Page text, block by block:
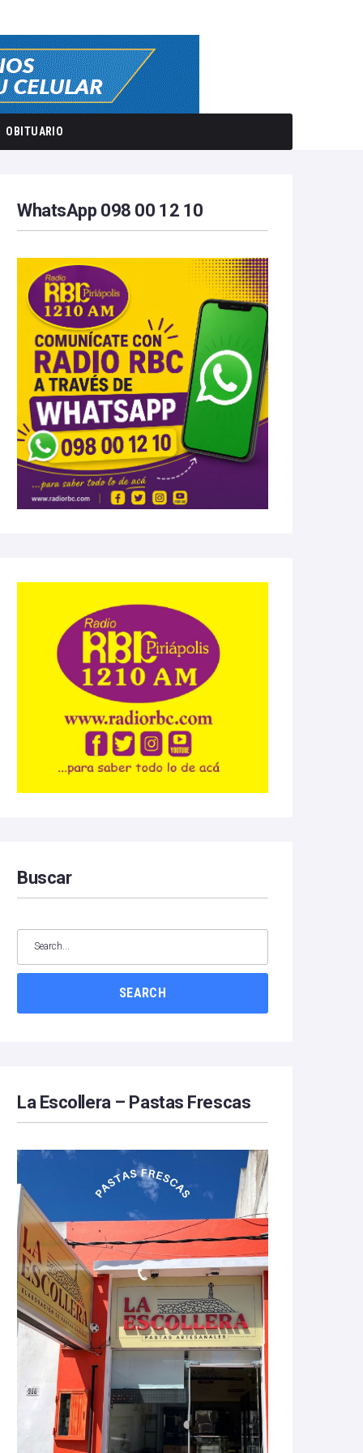
OBITUARIO
WhatsApp 098 00 12 10
Buscar
SEARCH
La Escollera – Pastas Frescas